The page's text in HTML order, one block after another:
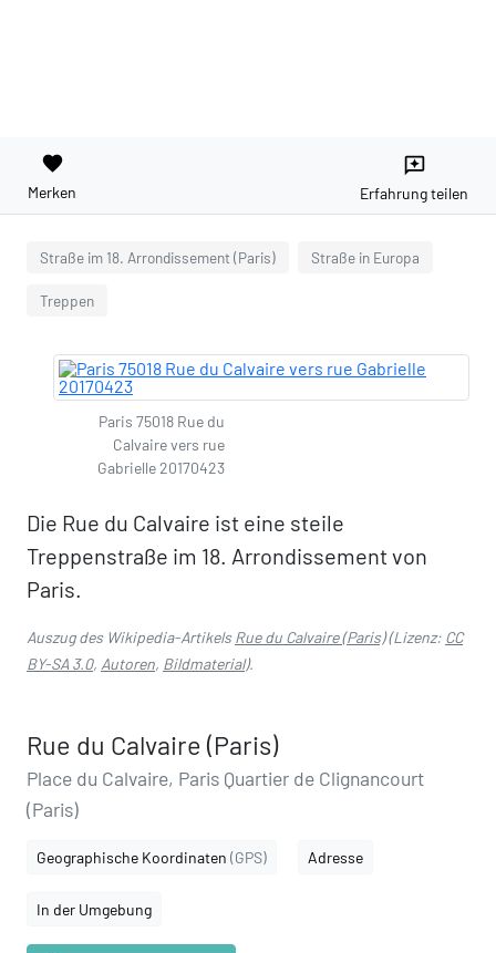
favorite
Merken
reviews
Erfahrung teilen
Straße im 18. Arrondissement (Paris) Straße in Europa
Treppen
Paris 75018 Rue du
Calvaire vers rue
Gabrielle 20170423
Die Rue du Calvaire ist eine steile
Treppenstraße im 18. Arrondissement von
Paris.
Auszug des Wikipedia-ArtikelsRue du Calvaire (Paris)(Lizenz: CC
BY-SA 3.0, Autoren, Bildmaterial).
Rue du Calvaire (Paris)
Place du Calvaire, Paris Quartier de Clignancourt
(Paris)
Geographische Koordinaten (GPS) Adresse
In der Umgebung